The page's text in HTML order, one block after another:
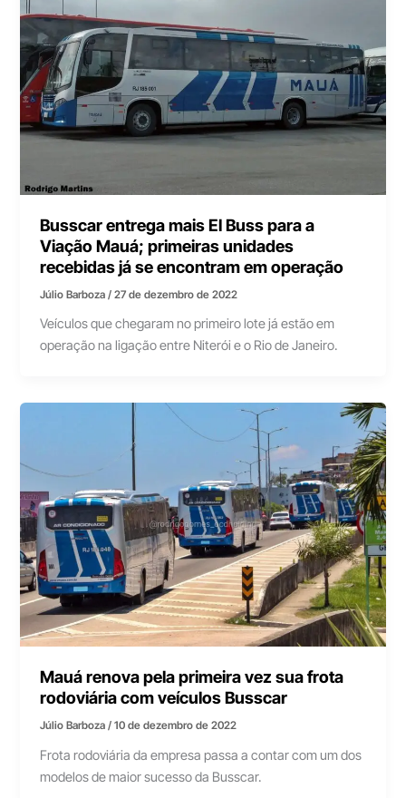
Busscar entrega mais El Buss para a
Viação Mauá; primeiras unidades
recebidas já se encontram em operação
Júlio Barboza/27 de dezembro de 2022
Veículos que chegaram no primeiro lote já estão em
operação na ligação entre Niterói e o Rio de Janeiro.
Mauá renova pela primeira vez sua frota
rodoviária com veículos Busscar
Júlio Barboza/10 de dezembro de 2022
Frota rodoviária da empresa passa a contar com um dos
modelos de maior sucesso da Busscar.